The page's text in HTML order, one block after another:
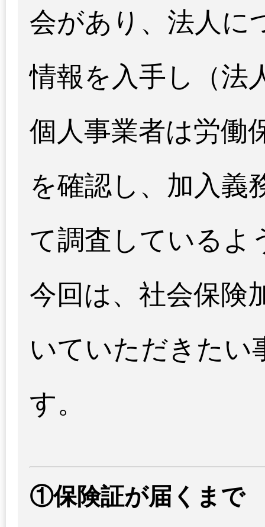
会があり、法人に
情報を入手し（法
個人事業者は労働
を確認し、加入義
て調査しているよ
今回は、社会保険
いていただきたい
す。
①保険証が届くまで